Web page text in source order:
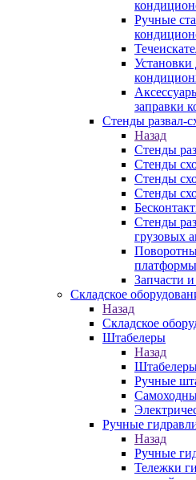
Ручные
заправки
Стенды развал-
Назад
Стенды
Стенды
Стенды
Стенды
Стенды
грузовых
платформы
Запчасти
Складское
Назад
Складское
Штабелеры
Назад
Ручные
Ручные
Назад
Ручные
Тележки